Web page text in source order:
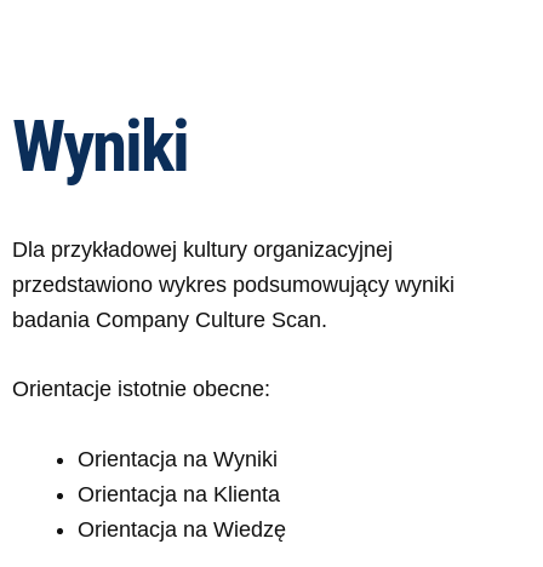
Wyniki
Dla przykładowej kultury organizacyjnej
przedstawiono wykres podsumowujący wyniki
badania Company Culture Scan.
Orientacje istotnie obecne:
Orientacja na Wyniki
Orientacja na Klienta
Orientacja na Wiedzę